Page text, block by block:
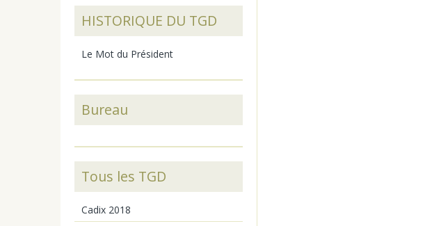
HISTORIQUE DU TGD
Le Mot du Président
Bureau
Tous les TGD
Cadix 2018